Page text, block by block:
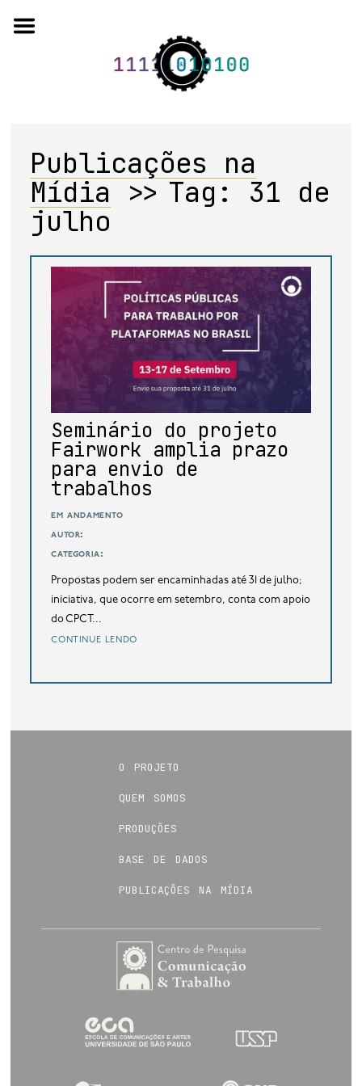
to
o projeto
quem somos
anais de eventos
capítulos de livros
editorial
base de dados
Publicações na
Mídia >> Tag: 31 de
julho
Seminário do projeto
Fairwork amplia prazo
para envio de
trabalhos
em andamento
autor:
categoria:
Propostas podem ser encaminhadas até 31 de julho;
iniciativa, que ocorre em setembro, conta com apoio
do CPCT...
continue lendo
o projeto
quem somos
produções
base de dados
publicações na mídia